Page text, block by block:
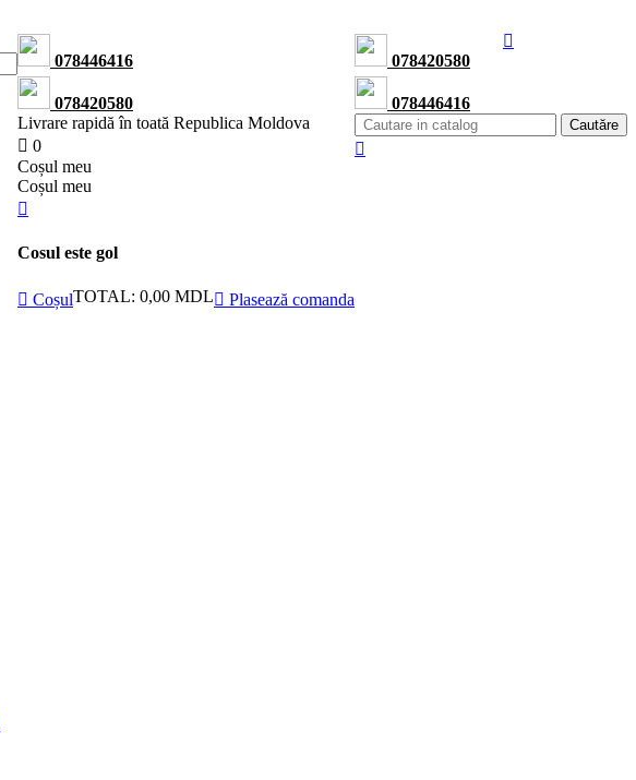
078420580
078446416
Cautăre
078446416
078420580
Livrare rapidă în toată Republica Moldova
0
Сoșul meu
Сoșul meu
Cosul este gol
TOTAL: 0,00 MDL Plasează comanda
Coșul